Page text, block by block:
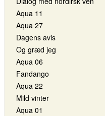
Aqua 11
Aqua 27
Dagens avis
Og græd jeg
Aqua 06
Fandango
Aqua 22
Mild vinter
Aqua 01